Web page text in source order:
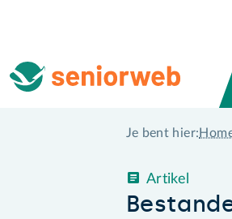
Je bent hier:
Artikel